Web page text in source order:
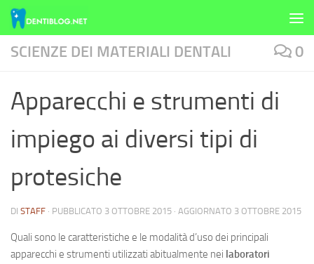
Skip to content
SCIENZE DEI MATERIALI DENTALI 0
Apparecchi e strumenti di
impiego ai diversi tipi di
protesiche
DI STAFF · PUBBLICATO 3 OTTOBRE 2015 · AGGIORNATO 3 OTTOBRE 2015
Quali sono le caratteristiche e le modalità d’uso dei principali
apparecchi e strumenti utilizzati abitualmente nei laboratori